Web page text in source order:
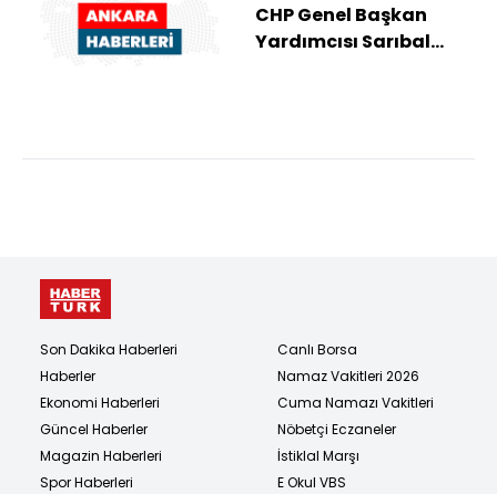
CHP Genel Başkan
Yardımcısı Sarıbal
Son Dakika Haberleri
Haberler
Ekonomi Haberleri
Güncel Haberler
Magazin Haberleri
Spor Haberleri
Canlı Borsa
Namaz Vakitleri 2026
Cuma Namazı Vakitleri
Nöbetçi Eczaneler
İstiklal Marşı
E Okul VBS